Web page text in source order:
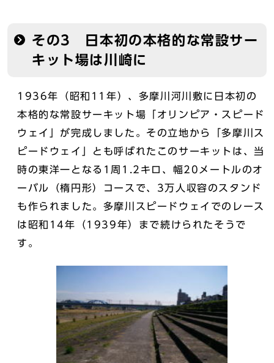
その3 日本初の本格的な常設サー
キット場は川崎に
1936年（昭和11年）、多摩川河川敷に日本初の
本格的な常設サーキット場「オリンピア・スピード
ウェイ」が完成しました。その立地から「多摩川ス
ピードウェイ」とも呼ばれたこのサーキットは、当
時の東洋一となる1周1.2キロ、幅20メートルのオ
ーバル（楕円形）コースで、3万人収容のスタンド
も作られました。多摩川スピードウェイでのレース
は昭和14年（1939年）まで続けられたそうで
す。